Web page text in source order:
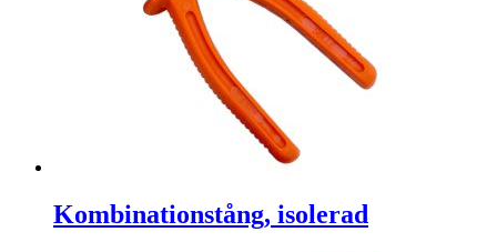
Kombinationstång, isolerad